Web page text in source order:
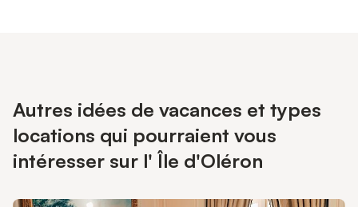
Autres idées de vacances et types
locations qui pourraient vous
intéresser sur l' Île d'Oléron